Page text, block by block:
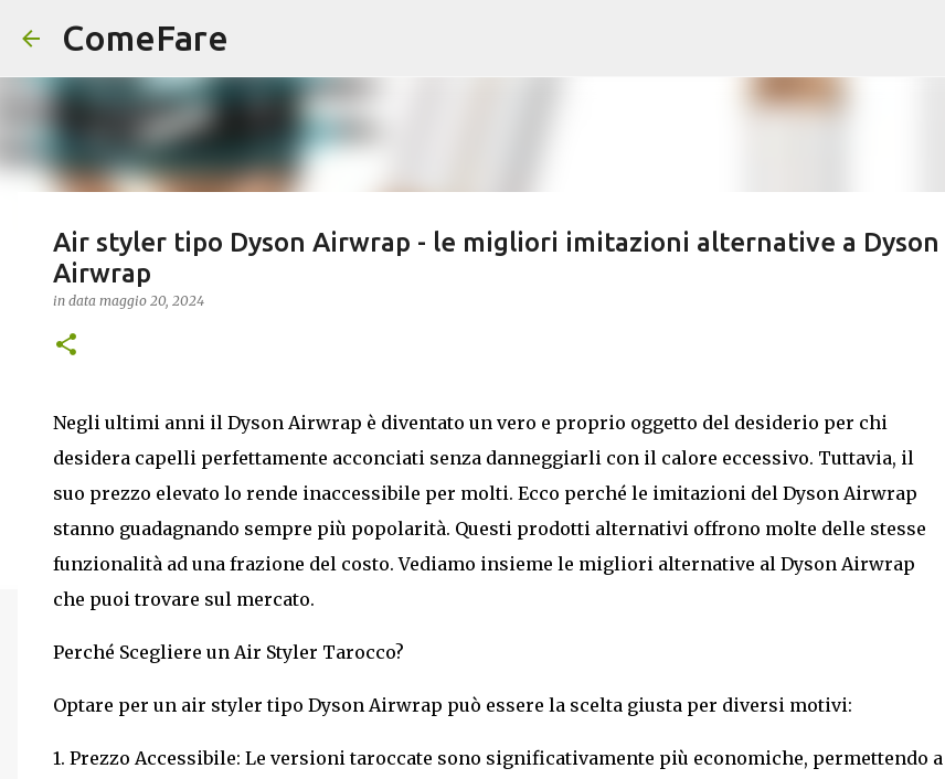
ComeFare
Air styler tipo Dyson Airwrap - le migliori imitazioni alternative a Dyson
Airwrap
in data maggio 20, 2024
Negli ultimi anni il Dyson Airwrap è diventato un vero e proprio oggetto del desiderio per chi
desidera capelli perfettamente acconciati senza danneggiarli con il calore eccessivo. Tuttavia, il
suo prezzo elevato lo rende inaccessibile per molti. Ecco perché le imitazioni del Dyson Airwrap
stanno guadagnando sempre più popolarità. Questi prodotti alternativi offrono molte delle stesse
funzionalità ad una frazione del costo. Vediamo insieme le migliori alternative al Dyson Airwrap
che puoi trovare sul mercato.
Perché Scegliere un Air Styler Tarocco?
Optare per un air styler tipo Dyson Airwrap può essere la scelta giusta per diversi motivi:
1. Prezzo Accessibile: Le versioni taroccate sono significativamente più economiche, permettendo a